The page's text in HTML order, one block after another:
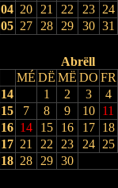
04 20 21 22 23
24
05 27 28 29 30 31
Abrëll
MÉ DË MË DO FR
14
1 2 3
4
15
7 8 9 10
11
16 14 15 16 17
18
17 21 22 23 24
25
18 28 29 30